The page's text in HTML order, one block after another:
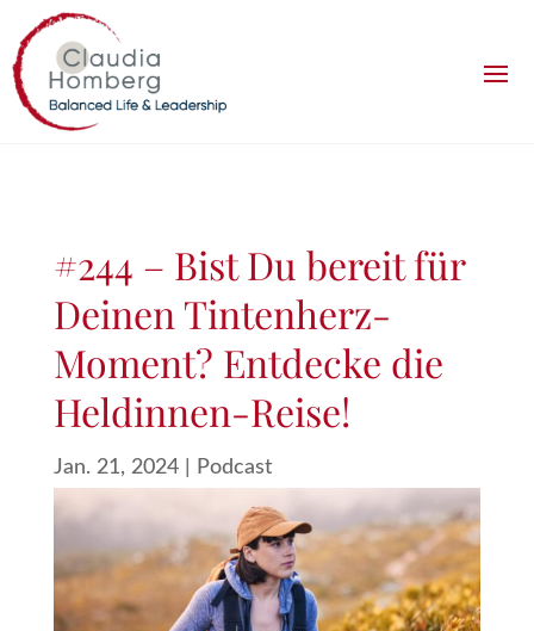
#244 – Bist Du bereit für
Deinen Tintenherz-
Moment? Entdecke die
Heldinnen-Reise!
Jan. 21, 2024| Podcast